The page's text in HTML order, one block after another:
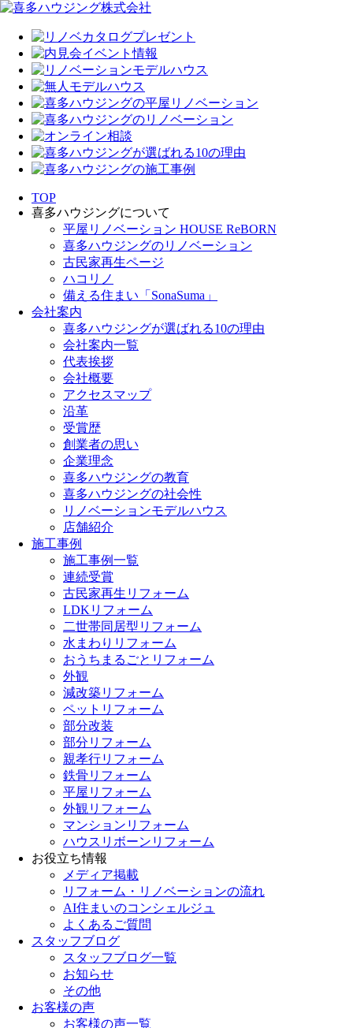
TOP
喜多ハウジングについて
平屋リノベーション HOUSE ReBORN
喜多ハウジングのリノベーション
古民家再生ページ
ハコリノ
備える住まい「SonaSuma」
会社案内
喜多ハウジングが選ばれる10の理由
会社案内一覧
代表挨拶
会社概要
アクセスマップ
沿革
受賞歴
創業者の思い
企業理念
喜多ハウジングの教育
喜多ハウジングの社会性
リノベーションモデルハウス
店舗紹介
施工事例
施工事例一覧
連続受賞
古民家再生リフォーム
LDKリフォーム
二世帯同居型リフォーム
水まわりリフォーム
おうちまるごとリフォーム
外観
減改築リフォーム
ペットリフォーム
部分改装
部分リフォーム
親孝行リフォーム
鉄骨リフォーム
平屋リフォーム
外観リフォーム
マンションリフォーム
ハウスリボーンリフォーム
お役立ち情報
メディア掲載
リフォーム・リノベーションの流れ
AI住まいのコンシェルジュ
よくあるご質問
スタッフブログ
スタッフブログ一覧
お知らせ
その他
お客様の声
お客様の声一覧